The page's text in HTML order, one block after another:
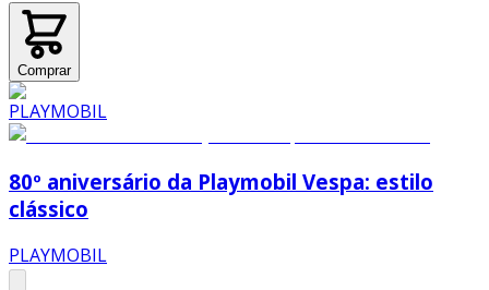
Comprar
80º aniversário da Playmobil Vespa: estilo
clássico
PLAYMOBIL